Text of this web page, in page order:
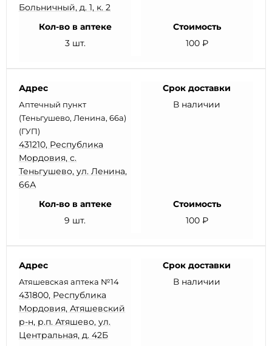
Больничный, д. 1, к. 2
Кол-во в аптеке
3 шт.
Стоимость
100 ₽
Адрес
Аптечный пункт
(Теньгушево, Ленина, 66а)
(ГУП)
431210, Республика
Мордовия, с.
Теньгушево, ул. Ленина,
66А
Срок доставки
В наличии
Кол-во в аптеке
9 шт.
Стоимость
100 ₽
Адрес
Атяшевская аптека №14
431800, Республика
Мордовия, Атяшевский
р-н, р.п. Атяшево, ул.
Центральная, д. 42Б
Срок доставки
В наличии